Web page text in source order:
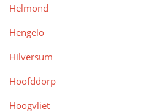
Helmond
Hengelo
Hilversum
Hoofddorp
Hoogvliet